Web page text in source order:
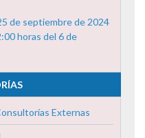
de septiembre de 2024
horas del 6 de
Externas